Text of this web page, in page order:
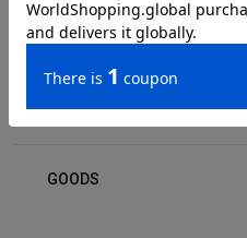
DRESS/ONE-PIECE
ACCESSORIES
GOODS